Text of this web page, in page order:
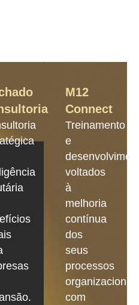
M12
Connect
Treinamento
e
voltados
à
melhoria
contínua
dos
seus
processos
com